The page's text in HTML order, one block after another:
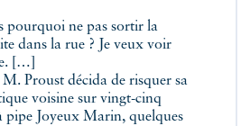
ne pas sortir la
dans la rue ? Je veux voir
[…]
Proust décida de risquer sa
voisine sur vingt-cinq
pipe Joyeux Marin, quelques